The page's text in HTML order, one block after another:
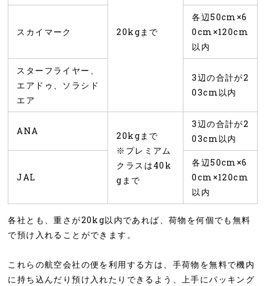
20kgまで
スカイマーク
各辺50cm×6
0cm×120cm
以内
スターフライヤー、
エアドゥ、ソラシド
エア
3辺の合計が2
03cm以内
ANA
20kgまで
※プレミアム
クラスは40k
gまで
3辺の合計が2
03cm以内
JAL
各辺50cm×6
0cm×120cm
以内
各社とも、重さが20kg以内であれば、荷物を何個でも無料
で預け入れることができます。
これらの航空会社の便を利用する方は、手荷物を無料で機内
に持ち込んだり預け入れたりできるよう、上手にパッキング